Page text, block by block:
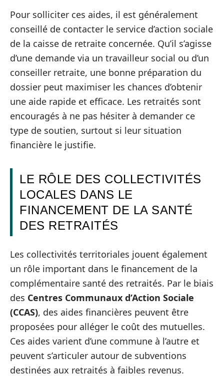
Pour solliciter ces aides, il est généralement
conseillé de contacter le service d’action sociale
de la caisse de retraite concernée. Qu’il s’agisse
d’une demande via un travailleur social ou d’un
conseiller retraite, une bonne préparation du
dossier peut maximiser les chances d’obtenir
une aide rapide et efficace. Les retraités sont
encouragés à ne pas hésiter à demander ce
type de soutien, surtout si leur situation
financière le justifie.
LE RÔLE DES COLLECTIVITÉS
LOCALES DANS LE
FINANCEMENT DE LA SANTÉ
DES RETRAITÉS
Les collectivités territoriales jouent également
un rôle important dans le financement de la
complémentaire santé des retraités. Par le biais
des Centres Communaux d’Action Sociale
(CCAS), des aides financières peuvent être
proposées pour alléger le coût des mutuelles.
Ces aides varient d’une commune à l’autre et
peuvent s’articuler autour de subventions
destinées aux retraités à faibles revenus.